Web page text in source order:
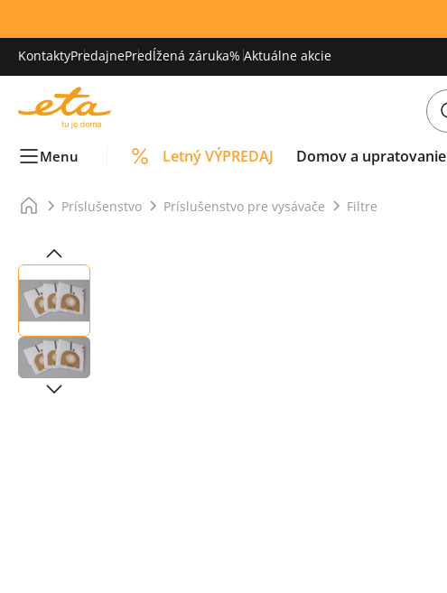
KontaktyPredajnePredĺžená záruka% Aktuálne akcie
Menu Letný VÝPREDAJ Domov a upratovanie
Príslušenstvo Príslušenstvo pre vysávače Filtre